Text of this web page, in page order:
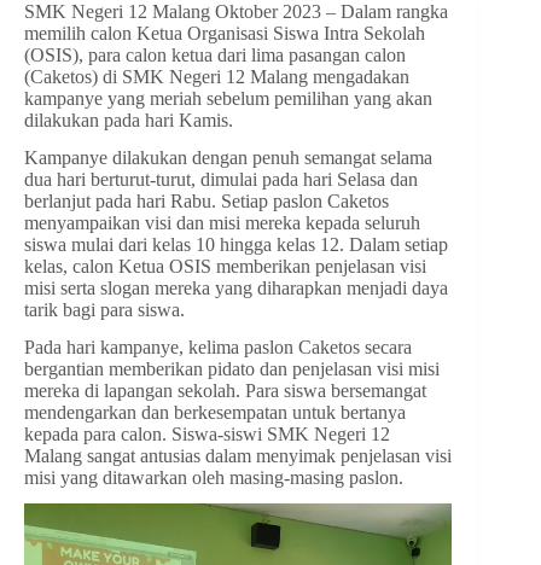
SMK Negeri 12 Malang Oktober 2023 – Dalam rangka
memilih calon Ketua Organisasi Siswa Intra Sekolah
(OSIS), para calon ketua dari lima pasangan calon
(Caketos) di SMK Negeri 12 Malang mengadakan
kampanye yang meriah sebelum pemilihan yang akan
dilakukan pada hari Kamis.
Kampanye dilakukan dengan penuh semangat selama
dua hari berturut-turut, dimulai pada hari Selasa dan
berlanjut pada hari Rabu. Setiap paslon Caketos
menyampaikan visi dan misi mereka kepada seluruh
siswa mulai dari kelas 10 hingga kelas 12. Dalam setiap
kelas, calon Ketua OSIS memberikan penjelasan visi
misi serta slogan mereka yang diharapkan menjadi daya
tarik bagi para siswa.
Pada hari kampanye, kelima paslon Caketos secara
bergantian memberikan pidato dan penjelasan visi misi
mereka di lapangan sekolah. Para siswa bersemangat
mendengarkan dan berkesempatan untuk bertanya
kepada para calon. Siswa-siswi SMK Negeri 12
Malang sangat antusias dalam menyimak penjelasan visi
misi yang ditawarkan oleh masing-masing paslon.